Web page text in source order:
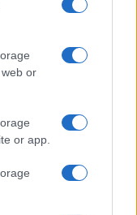
or
or app.